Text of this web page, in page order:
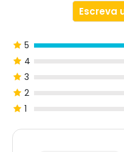
Escreva
5
4
3
2
1